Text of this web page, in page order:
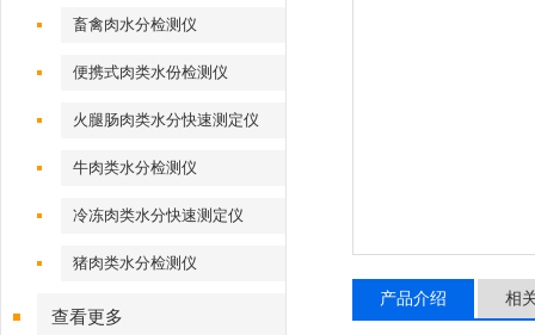
畜禽肉水分检测仪
便携式肉类水份检测仪
火腿肠肉类水分快速测定仪
牛肉类水分检测仪
冷冻肉类水分快速测定仪
猪肉类水分检测仪
查看更多
产品介绍 相